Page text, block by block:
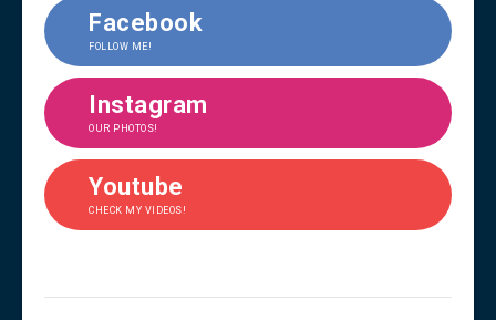
Facebook
FOLLOW ME!
Instagram
OUR PHOTOS!
Youtube
CHECK MY VIDEOS!